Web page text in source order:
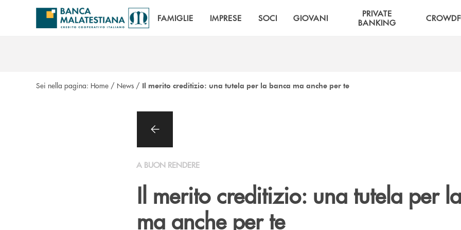
Salta al contenuto principale
FAMIGLIE IMPRESE SOCI GIOVANI
PRIVATE
BANKING
Sei nella pagina: Home / News / Il merito creditizio: una tutela per la banca ma anche per te
A BUON RENDERE
Il merito creditizio: una tutela per
ma anche per te